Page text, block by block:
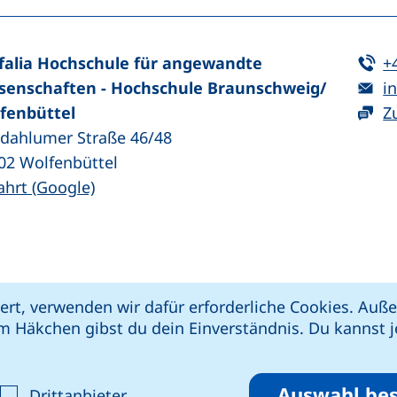
verwenden wir dafür erforderliche Cookies.
Häkchen gibst du dein Einverständnis. Du kannst
neues Fenster)
öffnet neues Fenster)
Link, öffnet neues Fenster)
(externer Link, öffnet neues Fenster)
Hochschule für angewandte
- Hochschule Braunschweig/​
Straße 46/48
Wolfenbüttel
(Google)(externer Link, öffnet neues Fenster)
melden